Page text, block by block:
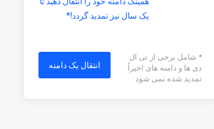
یک سال نیز تمدید گردد!*
* شامل برخی از تی ال
دی ها و دامنه های اخیراً
تمدید شده نمی شود
انتقال یک دامنه